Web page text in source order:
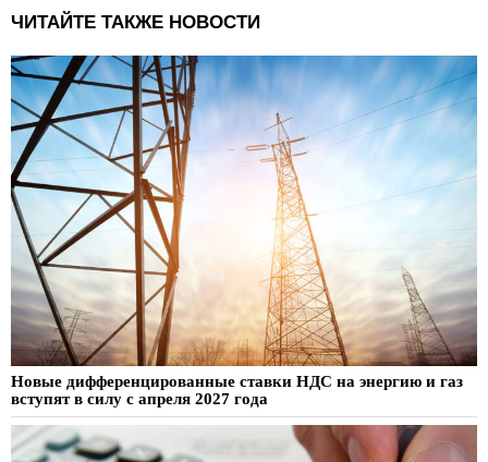
ЧИТАЙТЕ ТАКЖЕ НОВОСТИ
Новые дифференцированные ставки НДС на энергию и газ
вступят в силу с апреля 2027 года